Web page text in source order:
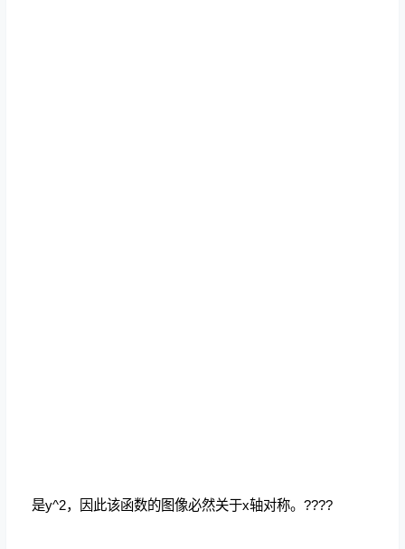
是y^2，因此该函数的图像必然关于x轴对称。 ????